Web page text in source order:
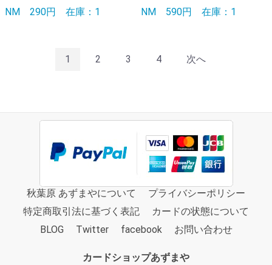
NM 290円 在庫：1
NM 590円 在庫：1
1 2 3 4 次へ
秋葉原 あずまやについて
プライバシーポリシー
特定商取引法に基づく表記
カードの状態について
BLOG
Twitter facebook お問い合わせ
カードショップあずまや